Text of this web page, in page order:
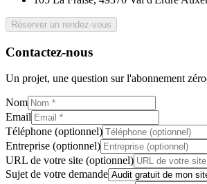
Réserver un rendez-vous
Contactez-nous
Un projet, une question sur l'abonnement
Nom
Email
Téléphone (optionnel)
Entreprise (optionnel)
URL de votre site (optionnel)
Sujet de votre demande